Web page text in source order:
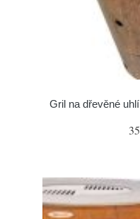
Gril na dřevěné